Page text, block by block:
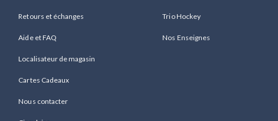
Retours et échanges
Aide et FAQ
Localisateur de magasin
Cartes Cadeaux
Nous contacter
Trio Hockey
Nos Enseignes